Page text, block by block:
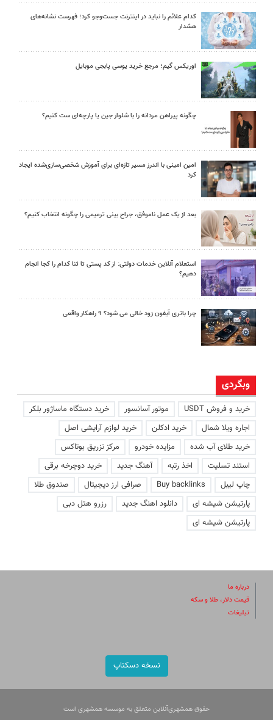
کدام علائم را نباید در اینترنت جست‌وجو کرد؛ فهرست نشانه‌های
هشدار
اوریکس گیم؛ مرجع خرید یوسی پابجی موبایل
چگونه پیراهن مردانه را با شلوار جین یا پارچه‌ای ست کنیم؟
امین امینی با اندرز مسیر تازه‌ای برای آموزش شخصی‌سازی‌شده ایجاد
کرد
بعد از یک عمل ناموفق، جراح بینی ترمیمی را چگونه انتخاب کنیم؟
استعلام آنلاین خدمات دولتی: از کد پستی تا ثنا کدام را کجا انجام
دهیم؟
چرا باتری آیفون زود خالی می شود؟ ۹ راهکار واقعی
وبگردی
خرید و فروش USDT موتور آسانسور
خرید دستگاه ماساژور بلکر
اجاره ویلا شمال
خرید ادکلن
خرید لوازم آرایشی اصل
خرید طلای آب شده
مزایده خودرو
مرکز تزریق بوتاکس
استند تسلیت
اخذ رتبه آهنگ جدید
خرید دوچرخه برقی
چاپ لیبل
Buy backlinks صرافی ارز دیجیتال
صندوق طلا
پارتیشن شیشه ای
دانلود اهنگ جدید
رزرو هتل دبی
پارتیشن شیشه ای
درباره ما
قیمت دلار، طلا و سکه
تبلیغات
نسخه دسکتاپ
حقوق همشهری‌آنلاین متعلق به موسسه همشهری است